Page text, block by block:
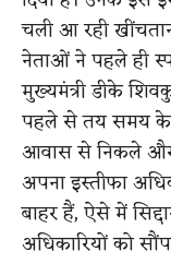
चली आ रही
नेताओं ने पहले ही
मुख्यमंत्री डीके
पहले से तय समय के
आवास से निकले और
अपना इस्तीफा
बाहर हैं, ऐसे में
अधिकारियों को